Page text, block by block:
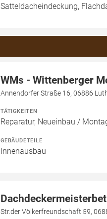
Satteldacheindeckung,
WMs - Wittenberger
Annendorfer Straße 16, 06886
TÄTIGKEITEN
Reparatur, Neueinbau /
GEBÄUDETEILE
Innenausbau
Str.der Völkerfreundschaft 59,